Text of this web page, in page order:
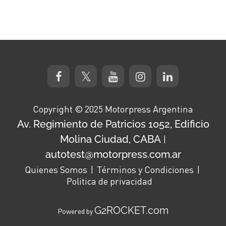
Copyright © 2025 Motorpress Argentina
Av. Regimiento de Patricios 1052, Edificio
Molina Ciudad, CABA |
autotest@motorpress.com.ar
Quienes Somos
Términos y Condiciones
Politica de privacidad
Powered byG2ROCKET.com